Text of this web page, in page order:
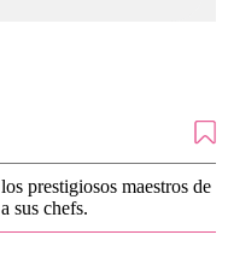
prestigiosos maestros de
sus chefs.